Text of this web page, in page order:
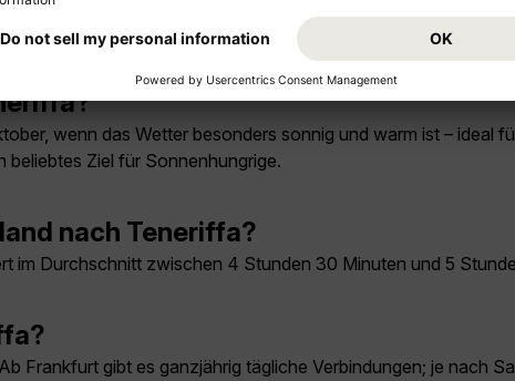
wenn das Wetter besonders sonnig und warm ist – ideal
beliebtes Ziel für Sonnenhungrige.
nach Teneriffa?
im Durchschnitt zwischen 4 Stunden 30 Minuten und 5
Frankfurt gibt es ganzjährig tägliche Verbindungen; je nach